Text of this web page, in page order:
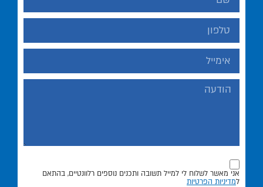
אני מאשר לשלוח לי למייל תשובה ותכנים נוספים רלוונטיים, בהתאם
למדיניות הפרטיות